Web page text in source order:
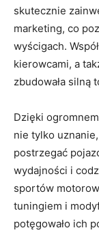
skutecznie
marketing, co
wyścigach.
kierowcami, a
zbudowała silną
Dzięki
nie tylko
postrzegać
wydajności i
sportów
tuningiem i
potęgowało ich